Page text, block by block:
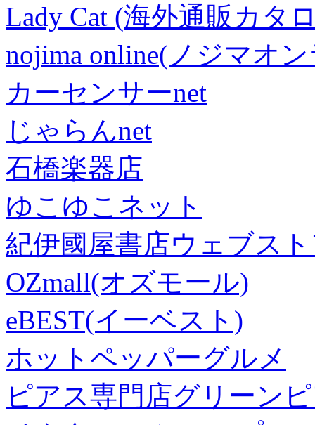
Lady Cat (海外通販カタ
nojima online(ノジマオ
カーセンサーnet
じゃらんnet
石橋楽器店
ゆこゆこネット
紀伊國屋書店ウェブス
OZmall(オズモール)
eBEST(イーベスト)
ホットペッパーグルメ
ピアス専門店グリーン